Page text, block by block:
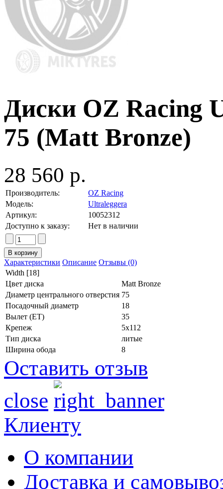
Диски OZ Racing
75 (Matt Bronze)
28 560 р.
Производитель:
OZ Racing
Модель:
Ultraleggera
Артикул:
10052312
Доступно к заказу:
Нет в наличии
Характеристики Описание Отзывы (0)
Width [18]
Цвет диска
Matt Bronze
Диаметр центрального отверстия 75
Посадочный диаметр
18
Вылет (ET)
35
Крепеж
5x112
Тип диска
литые
Ширина обода
8
Оставить отзыв
close
Клиенту
О компании
Доставка и